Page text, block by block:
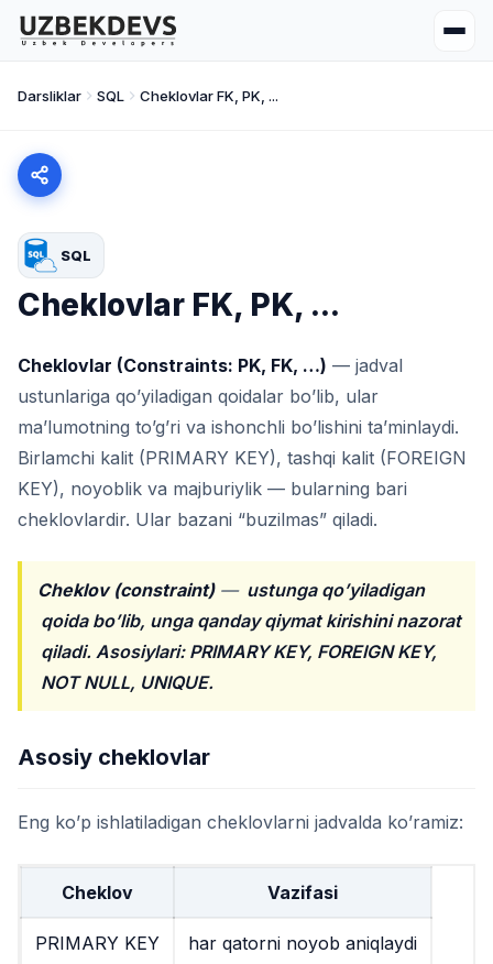
Darsliklar SQL Cheklovlar FK, PK, ...
SQL
Cheklovlar FK, PK, ...
Cheklovlar (Constraints: PK, FK, …) — jadval
ustunlariga qo’yiladigan qoidalar bo’lib, ular
ma’lumotning to’g’ri va ishonchli bo’lishini ta’minlaydi.
Birlamchi kalit (PRIMARY KEY), tashqi kalit (FOREIGN
KEY), noyoblik va majburiylik — bularning bari
cheklovlardir. Ular bazani “buzilmas” qiladi.
Cheklov (constraint)— ustunga qo’yiladigan
qoida bo’lib, unga qanday qiymat kirishini nazorat
qiladi. Asosiylari: PRIMARY KEY, FOREIGN KEY,
NOT NULL, UNIQUE.
Asosiy cheklovlar
Eng ko’p ishlatiladigan cheklovlarni jadvalda ko’ramiz:
Cheklov Vazifasi
PRIMARY KEY har qatorni noyob aniqlaydi